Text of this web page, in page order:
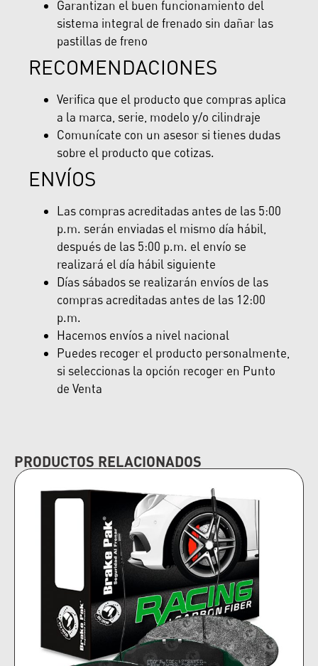
Garantizan el buen funcionamiento del
sistema integral de frenado sin dañar las
pastillas de freno
RECOMENDACIONES
Verifica que el producto que compras aplica
a la marca, serie, modelo y/o cilindraje
Comunícate con un asesor si tienes dudas
sobre el producto que cotizas.
ENVÍOS
Las compras acreditadas antes de las 5:00
p.m. serán enviadas el mismo día hábil,
después de las 5:00 p.m. el envío se
realizará el día hábil siguiente
Días sábados se realizarán envíos de las
compras acreditadas antes de las 12:00
p.m.
Hacemos envíos a nivel nacional
Puedes recoger el producto personalmente,
si seleccionas la opción recoger en Punto
de Venta
PRODUCTOS RELACIONADOS